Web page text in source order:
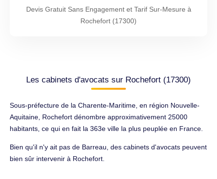
Devis Gratuit Sans Engagement et Tarif Sur-Mesure à
Rochefort (17300)
Les cabinets d'avocats sur Rochefort (17300)
Sous-préfecture de la Charente-Maritime, en région Nouvelle-
Aquitaine, Rochefort dénombre approximativement 25000
habitants, ce qui en fait la 363e ville la plus peuplée en France.
Bien qu'il n'y ait pas de Barreau, des cabinets d'avocats peuvent
bien sûr intervenir à Rochefort.